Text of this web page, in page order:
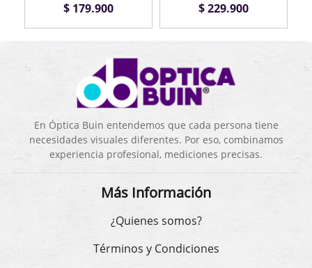
$ 179.900 $ 229.900
En Óptica Buin entendemos que cada persona tiene
necesidades visuales diferentes. Por eso, combinamos
experiencia profesional, mediciones precisas.
Más Información
¿Quienes somos?
Términos y Condiciones